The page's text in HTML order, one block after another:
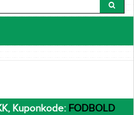
Kuponkode: FODBOLD